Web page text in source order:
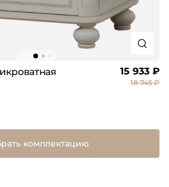
15 933 ₽
18 745 ₽
комплектацию